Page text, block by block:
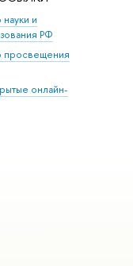
и
РФ
просвещения
онлайн-